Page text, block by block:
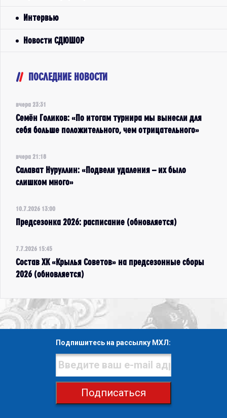
Интервью
Новости СДЮШОР
ПОСЛЕДНИЕ НОВОСТИ
вчера 23:31
Семён Голиков: «По итогам турнира мы вынесли для
себя больше положительного, чем отрицательного»
вчера 21:18
Салават Нуруллин: «Подвели удаления – их было
слишком много»
10.7.2026 13:00
Предсезонка 2026: расписание (обновляется)
7.7.2026 15:45
Состав ХК «Крылья Советов» на предсезонные сборы
2026 (обновляется)
Подпишитесь на рассылку МХЛ:
Подписаться